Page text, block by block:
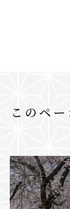
このペ